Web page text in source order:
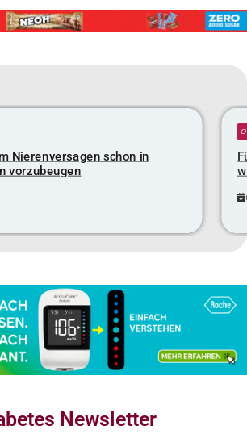
Nierenversagen schon in
vorzubeugen
Newsletter